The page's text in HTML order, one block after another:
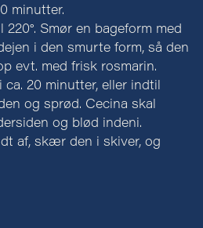
minutter.
Smør en bageform med
i den smurte form, så den
evt. med frisk rosmarin.
20 minutter, eller indtil
og sprød. Cecina skal
og blød indeni.
af, skær den i skiver, og